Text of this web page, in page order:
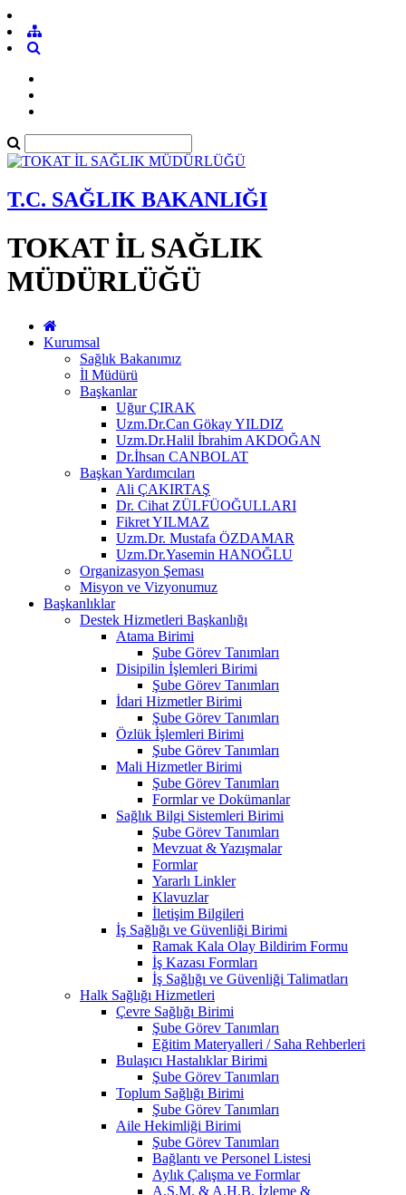
T.C. SAĞLIK BAKANLIĞI
TOKAT İL SAĞLIK
MÜDÜRLÜĞÜ
Kurumsal
Sağlık Bakanımız
İl Müdürü
Başkanlar
Uğur ÇIRAK
Uzm.Dr.Can Gökay YILDIZ
Uzm.Dr.Halil İbrahim AKDOĞAN
Dr.İhsan CANBOLAT
Başkan Yardımcıları
Ali ÇAKIRTAŞ
Dr. Cihat ZÜLFÜOĞULLARI
Fikret YILMAZ
Uzm.Dr. Mustafa ÖZDAMAR
Uzm.Dr.Yasemin HANOĞLU
Organizasyon Şeması
Misyon ve Vizyonumuz
Başkanlıklar
Destek Hizmetleri Başkanlığı
Atama Birimi
Şube Görev Tanımları
Disipilin İşlemleri Birimi
Şube Görev Tanımları
İdari Hizmetler Birimi
Şube Görev Tanımları
Özlük İşlemleri Birimi
Şube Görev Tanımları
Mali Hizmetler Birimi
Şube Görev Tanımları
Formlar ve Dokümanlar
Sağlık Bilgi Sistemleri Birimi
Şube Görev Tanımları
Mevzuat & Yazışmalar
Formlar
Yararlı Linkler
Klavuzlar
İletişim Bilgileri
İş Sağlığı ve Güvenliği Birimi
Ramak Kala Olay Bildirim Formu
İş Kazası Formları
İş Sağlığı ve Güvenliği Talimatları
Halk Sağlığı Hizmetleri
Çevre Sağlığı Birimi
Şube Görev Tanımları
Eğitim Materyalleri / Saha Rehberleri
Bulaşıcı Hastalıklar Birimi
Şube Görev Tanımları
Toplum Sağlığı Birimi
Şube Görev Tanımları
Aile Hekimliği Birimi
Şube Görev Tanımları
Bağlantı ve Personel Listesi
Aylık Çalışma ve Formlar
A.S.M. & A.H.B. İzleme &